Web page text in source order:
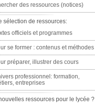
des ressources (notices)
sélection de ressources:
officiels et programmes
se former : contenus et méthodes
préparer, illustrer des cours
professionnel: formation,
entreprises
ressources pour le lycée ?